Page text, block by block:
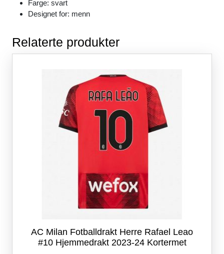
Farge: svart
Designet for: menn
Relaterte produkter
AC Milan Fotballdrakt Herre Rafael Leao
#10 Hjemmedrakt 2023-24 Kortermet